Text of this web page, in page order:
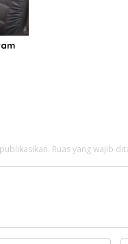
Ruas yang wajib